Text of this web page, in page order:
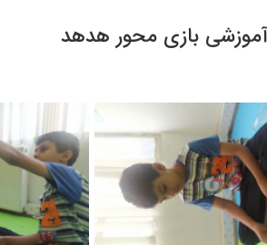
بازی محور هدهد